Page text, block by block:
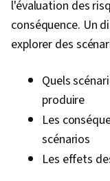
l'évaluation des
conséquence. Un
explorer des
Quels
produire
Les
scénarios
Les effets